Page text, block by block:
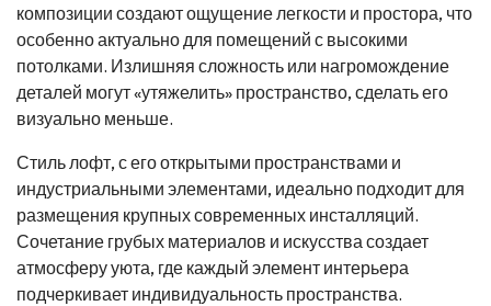
композиции создают ощущение легкости и простора, что
особенно актуально для помещений с высокими
потолками. Излишняя сложность или нагромождение
деталей могут «утяжелить» пространство, сделать его
визуально меньше.
Стиль лофт, с его открытыми пространствами и
индустриальными элементами, идеально подходит для
размещения крупных современных инсталляций.
Сочетание грубых материалов и искусства создает
атмосферу уюта, где каждый элемент интерьера
подчеркивает индивидуальность пространства.